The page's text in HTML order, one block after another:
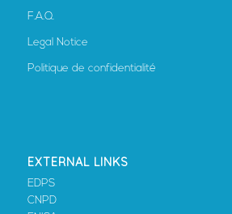
F.A.Q.
Legal Notice
Politique de confidentialité
EXTERNAL LINKS
EDPS
CNPD